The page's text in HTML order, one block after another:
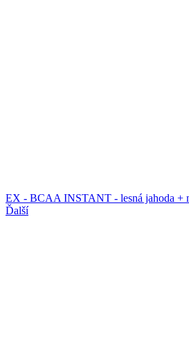
EX - BCAA INSTANT - lesná jahoda +
Ďalší